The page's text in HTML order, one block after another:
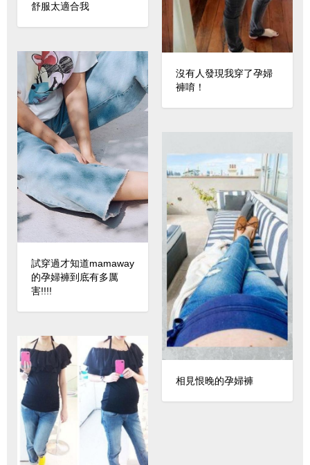
舒服太適合我
沒有人發現我穿了孕婦
褲唷！
試穿過才知道mamaway
的孕婦褲到底有多厲
害!!!!
相見恨晚的孕婦褲